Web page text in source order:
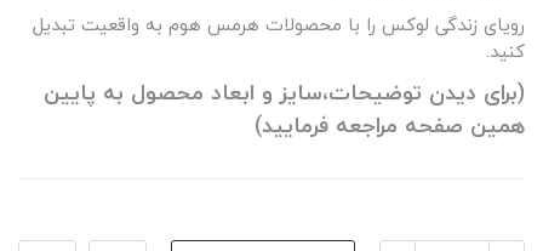
رویای زندگی لوکس را با محصولات هرمس هوم به واقعیت تبدیل
کنید.
(برای دیدن توضیحات،سایز و ابعاد محصول به پایین
همین صفحه مراجعه فرمایید)